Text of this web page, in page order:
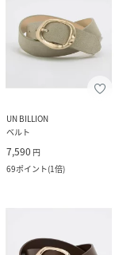
UN BILLION
ベルト
7,590 円
69ポイント(1倍)